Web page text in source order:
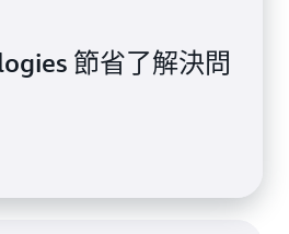
節省了解決問